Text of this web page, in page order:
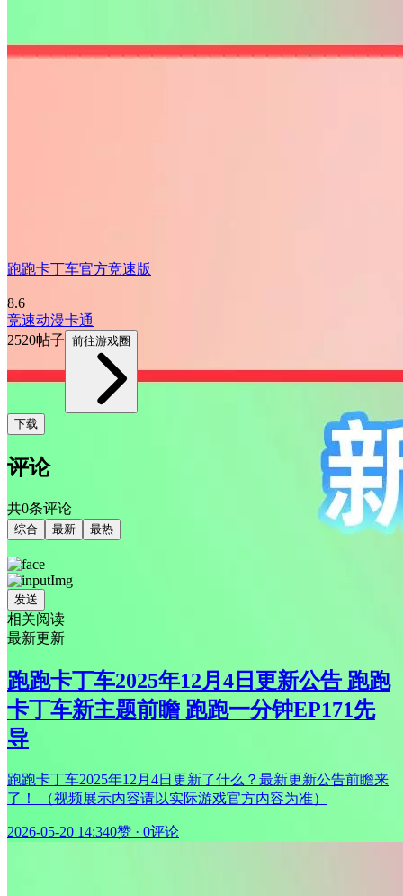
跑跑卡丁车官方竞速版
8.6
竞速动漫卡通
2520帖子 前往游戏圈
下载
评论
共0条评论
综合 最新 最热
发送
相关阅读
最新更新
跑跑卡丁车2025年12月4日更新公告 跑跑
卡丁车新主题前瞻 跑跑一分钟EP171先
导
跑跑卡丁车2025年12月4日更新了什么？最新更新公告前瞻来
了！ （视频展示内容请以实际游戏官方内容为准）
2026-05-20 14:340赞 · 0评论